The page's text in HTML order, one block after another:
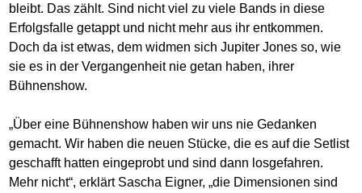
bleibt. Das zählt. Sind nicht viel zu viele Bands in diese
Erfolgsfalle getappt und nicht mehr aus ihr entkommen.
Doch da ist etwas, dem widmen sich Jupiter Jones so, wie
sie es in der Vergangenheit nie getan haben, ihrer
Bühnenshow.
„Über eine Bühnenshow haben wir uns nie Gedanken
gemacht. Wir haben die neuen Stücke, die es auf die Setlist
geschafft hatten eingeprobt und sind dann losgefahren.
Mehr nicht“, erklärt Sascha Eigner, „die Dimensionen sind